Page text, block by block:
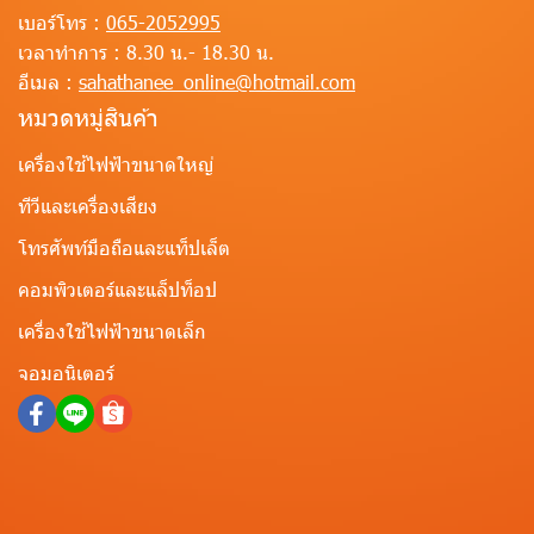
เบอร์โทร : 065-2052995
เวลาทำการ : 8.30 น.- 18.30 น.
อีเมล : sahathanee_online@hotmail.com
หมวดหมู่สินค้า
เครื่องใช้ไฟฟ้าขนาดใหญ่
ทีวีและเครื่องเสียง
โทรศัพท์มือถือและแท็ปเล็ต
คอมพิวเตอร์และแล็ปท็อป
เครื่องใช้ไฟฟ้าขนาดเล็ก
จอมอนิเตอร์